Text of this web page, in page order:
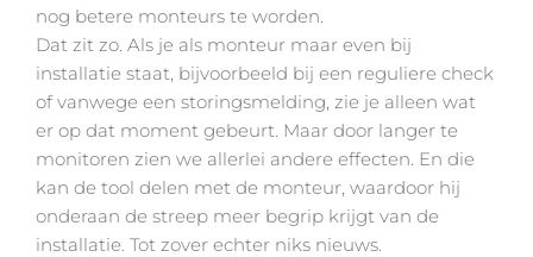
nog betere monteurs te worden.
Dat zit zo. Als je als monteur maar even bij
installatie staat, bijvoorbeeld bij een reguliere check
of vanwege een storingsmelding, zie je alleen wat
er op dat moment gebeurt. Maar door langer te
monitoren zien we allerlei andere effecten. En die
kan de tool delen met de monteur, waardoor hij
onderaan de streep meer begrip krijgt van de
installatie. Tot zover echter niks nieuws.